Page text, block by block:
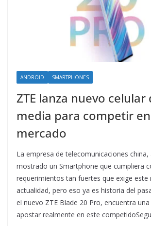
ANDROID SMARTPHONES
ZTE lanza nuevo celular
media para competir
mercado
La empresa de telecomunicaciones china,
mostrado un Smartphone que cumpliera
requerimientos tan fuertes que exige este
actualidad, pero eso ya es historia del
el nuevo ZTE Blade 20 Pro, encuentra
apostar realmente en este